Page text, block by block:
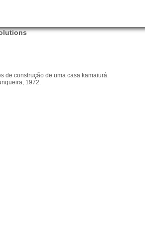
de construção de uma casa kamaiurá.
1972.